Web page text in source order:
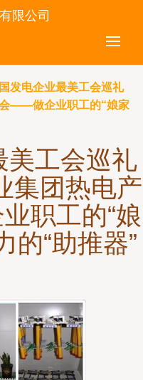
限公司
发电企业最美工会巡礼
会——做企业职工的“娘家
美工会巡礼
集团热电产
职工的“娘
的“助推器”